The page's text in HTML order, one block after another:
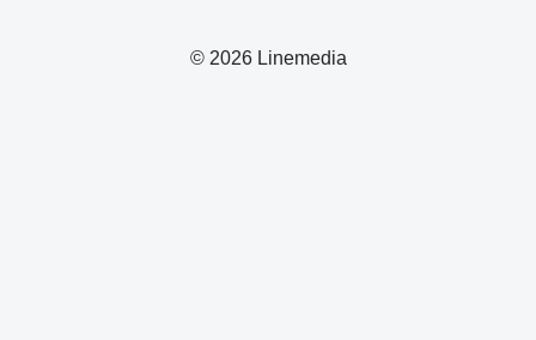
© 2026 Linemedia